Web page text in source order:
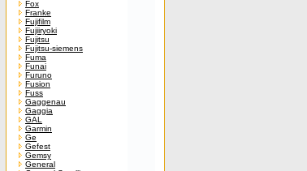
Fox
Franke
Fujifilm
Fujiiryoki
Fujitsu
Fujitsu-siemens
Fuma
Funai
Furuno
Fusion
Fuss
Gaggenau
Gaggia
GAL
Garmin
Ge
Gefest
Gemsy
General